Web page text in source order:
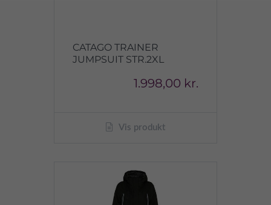
CATAGO TRAINER
JUMPSUIT STR.2XL
1.998,00 kr.
Vis produkt